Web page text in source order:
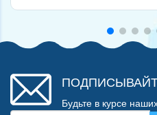
Будьте в курсе